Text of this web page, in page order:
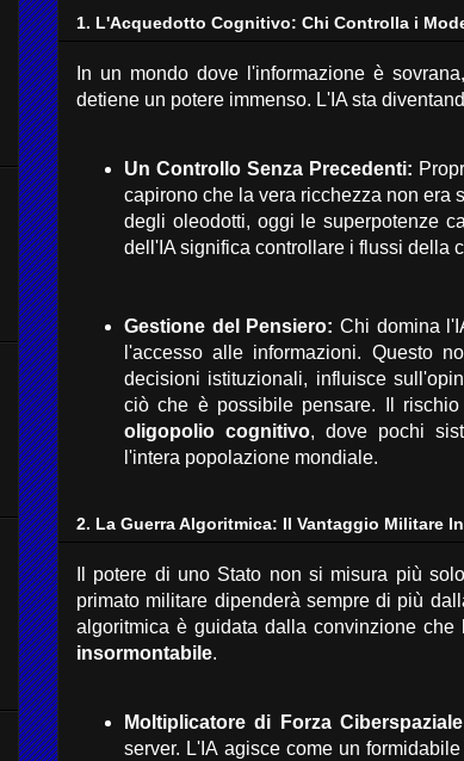
1. L'Acquedotto Cognitivo: Chi Controlla i
In un mondo dove l'informazione è sovrana,
detiene un potere immenso. L'IA sta
Un Controllo Senza Precedenti:
capirono che la vera ricchezza non era
degli oleodotti, oggi le superpotenze
dell'IA significa controllare i flussi della
Gestione del Pensiero: Chi domina
l'accesso alle informazioni. Questo
decisioni istituzionali, influisce
ciò che è possibile pensare. Il
oligopolio cognitivo, dove pochi
l'intera popolazione mondiale.
2. La Guerra Algoritmica: Il Vantaggio Militare
Il potere di uno Stato non si misura più
primato militare dipenderà sempre di più
algoritmica è guidata dalla convinzione che
insormontabile.
Moltiplicatore di Forza
server. L'IA agisce come un